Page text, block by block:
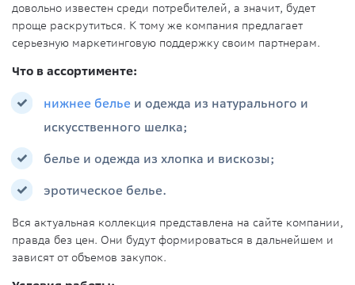
довольно известен среди потребителей, а значит, будет
проще раскрутиться. К тому же компания предлагает
серьезную маркетинговую поддержку своим партнерам.
Что в ассортименте:
нижнее белье и одежда из натурального и
искусственного шелка;
белье и одежда из хлопка и вискозы;
эротическое белье.
Вся актуальная коллекция представлена на сайте компании,
правда без цен. Они будут формироваться в дальнейшем и
зависят от объемов закупок.